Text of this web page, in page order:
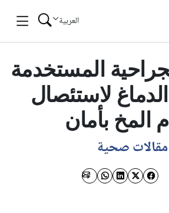
العربية
المستخدمة
لاستئصال
المخ بأمان
مقالات صحية